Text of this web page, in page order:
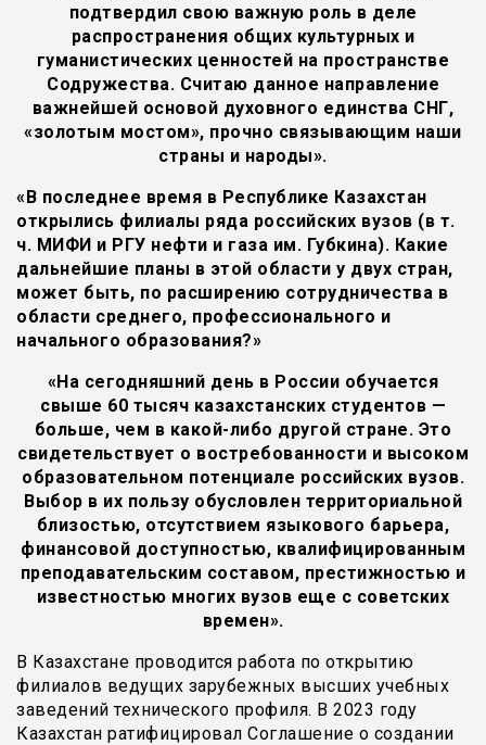
подтвердил свою важную роль в деле
распространения общих культурных и
гуманистических ценностей на пространстве
Содружества. Считаю данное направление
важнейшей основой духовного единства СНГ,
«золотым мостом», прочно связывающим наши
страны и народы».
«В последнее время в Республике Казахстан
открылись филиалы ряда российских вузов (в т.
ч. МИФИ и РГУ нефти и газа им. Губкина). Какие
дальнейшие планы в этой области у двух стран,
может быть, по расширению сотрудничества в
области среднего, профессионального и
начального образования?»
«На сегодняшний день в России обучается
свыше 60 тысяч казахстанских студентов —
больше, чем в какой-либо другой стране. Это
свидетельствует о востребованности и высоком
образовательном потенциале российских вузов.
Выбор в их пользу обусловлен территориальной
близостью, отсутствием языкового барьера,
финансовой доступностью, квалифицированным
преподавательским составом, престижностью и
известностью многих вузов еще с советских
времен».
В Казахстане проводится работа по открытию
филиалов ведущих зарубежных высших учебных
заведений технического профиля. В 2023 году
Казахстан ратифицировал Соглашение о создании